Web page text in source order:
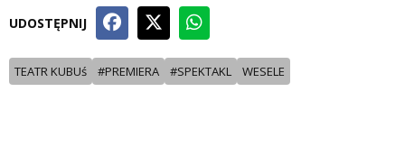
UDOSTĘPNIJ
TEATR KUBUś #PREMIERA #SPEKTAKL WESELE